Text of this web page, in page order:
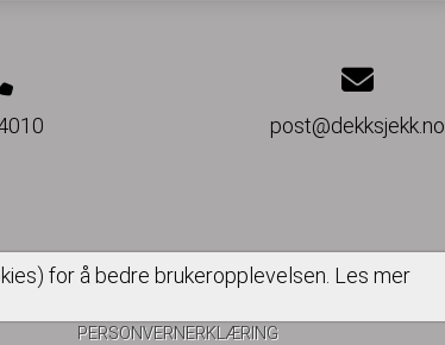
post@dekksjekk.no
for å bedre brukeropplevelsen. Les mer
PERSONVERNERKLÆRING